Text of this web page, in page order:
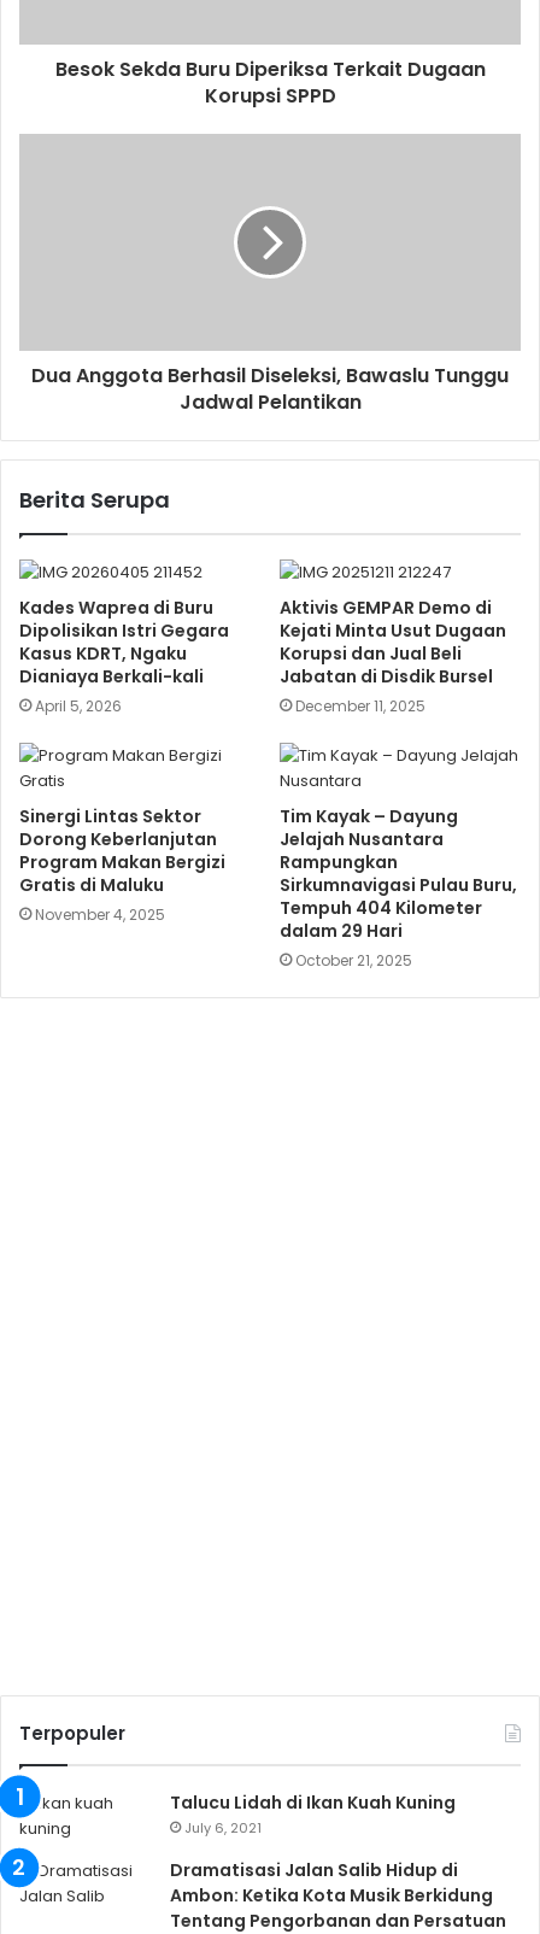
Besok Sekda Buru Diperiksa Terkait Dugaan
Korupsi SPPD
Dua Anggota Berhasil Diseleksi, Bawaslu Tunggu
Jadwal Pelantikan
Berita Serupa
Kades Waprea di Buru
Dipolisikan Istri Gegara
Kasus KDRT, Ngaku
Dianiaya Berkali-kali
April 5, 2026
Aktivis GEMPAR Demo di
Kejati Minta Usut Dugaan
Korupsi dan Jual Beli
Jabatan di Disdik Bursel
December 11, 2025
Sinergi Lintas Sektor
Dorong Keberlanjutan
Program Makan Bergizi
Gratis di Maluku
November 4, 2025
Tim Kayak – Dayung
Jelajah Nusantara
Rampungkan
Sirkumnavigasi Pulau Buru,
Tempuh 404 Kilometer
dalam 29 Hari
October 21, 2025
Terpopuler
Talucu Lidah di Ikan Kuah Kuning
July 6, 2021
Dramatisasi Jalan Salib Hidup di
Ambon: Ketika Kota Musik Berkidung
Tentang Pengorbanan dan Persatuan